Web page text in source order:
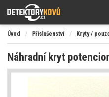
Úvod / Příslušenství / Kryty /
Náhradní kryt